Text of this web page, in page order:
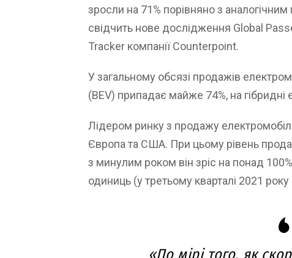
зросли на 71% порівняно з
свідчить нове дослідження Global
Tracker компанії Counterpoint.
У загальному обсязі продажів
(BEV) припадає майже 74%, на гібридні
Лідером ринку з продажу
Європа та США. При цьому рівень
з минулим роком він зріс на понад
одиниць (у третьому кварталі 2021
«По мірі того, як